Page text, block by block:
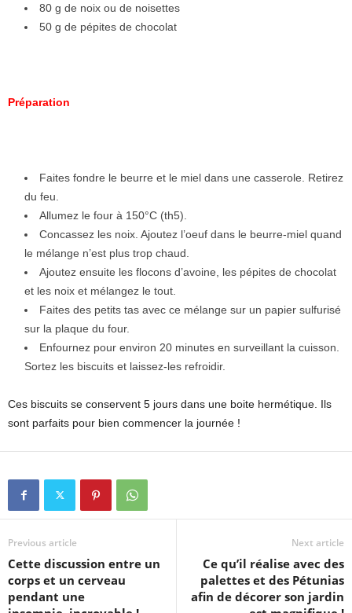
80 g de noix ou de noisettes
50 g de pépites de chocolat
Préparation
Faites fondre le beurre et le miel dans une casserole. Retirez
du feu.
Allumez le four à 150°C (th5).
Concassez les noix. Ajoutez l’oeuf dans le beurre-miel quand
le mélange n’est plus trop chaud.
Ajoutez ensuite les flocons d’avoine, les pépites de chocolat
et les noix et mélangez le tout.
Faites des petits tas avec ce mélange sur un papier sulfurisé
sur la plaque du four.
Enfournez pour environ 20 minutes en surveillant la cuisson.
Sortez les biscuits et laissez-les refroidir.
Ces biscuits se conservent 5 jours dans une boite hermétique. Ils
sont parfaits pour bien commencer la journée !
Previous article
Cette discussion entre un
corps et un cerveau
pendant une
Next article
Ce qu’il réalise avec des
palettes et des Pétunias
afin de décorer son jardin